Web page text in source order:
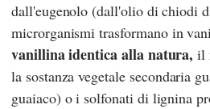
dall'eugenolo (dall'olio di chiodi
microrganismi trasformano in
vanillina identica alla natura, il
la sostanza vegetale secondaria
guaiaco) o i solfonati di lignina